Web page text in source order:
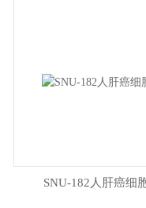
SNU-182人肝癌细